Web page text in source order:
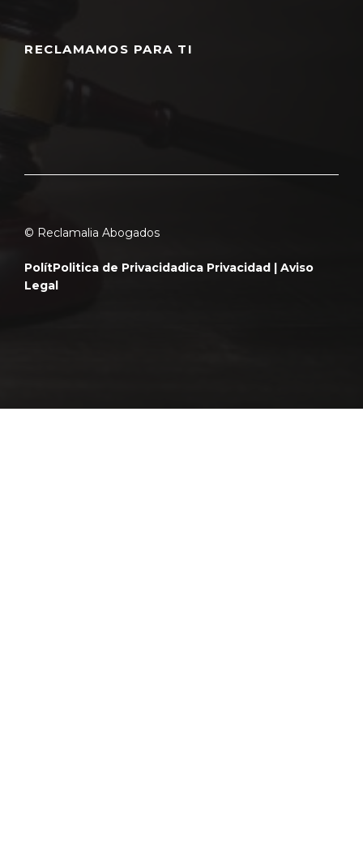
RECLAMAMOS PARA TI
© Reclamalia Abogados
PolítPolitica de Privacidad ica Privacidad | Aviso
Legal